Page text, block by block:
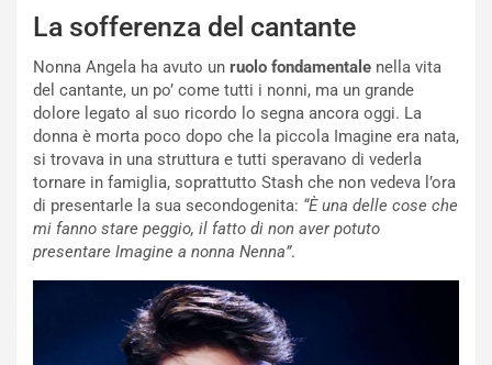
La sofferenza del cantante
Nonna Angela ha avuto un ruolo fondamentale nella vita
del cantante, un po’ come tutti i nonni, ma un grande
dolore legato al suo ricordo lo segna ancora oggi. La
donna è morta poco dopo che la piccola Imagine era nata,
si trovava in una struttura e tutti speravano di vederla
tornare in famiglia, soprattutto Stash che non vedeva l’ora
di presentarle la sua secondogenita: “È una delle cose che
mi fanno stare peggio, il fatto di non aver potuto
presentare Imagine a nonna Nenna”.